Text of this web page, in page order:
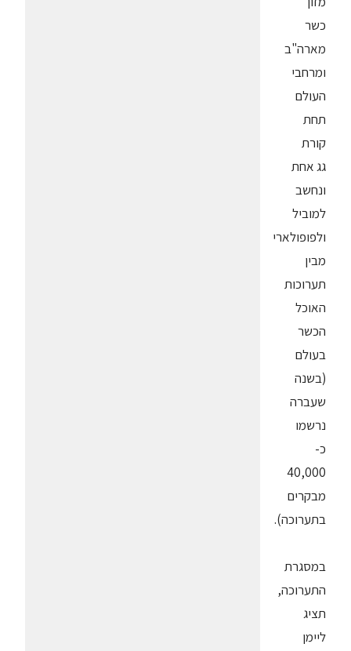
כשר
מארה"ב
ומרחבי
העולם
תחת
קורת
גג אחת
ונחשב
למוביל
ולפופולארי
מבין
תערוכות
האוכל
הכשר
בעולם
(בשנה
שעברה
נרשמו
כ-
40,000
מבקרים
בתערוכה).
במסגרת
התערוכה,
תציג
ליימן